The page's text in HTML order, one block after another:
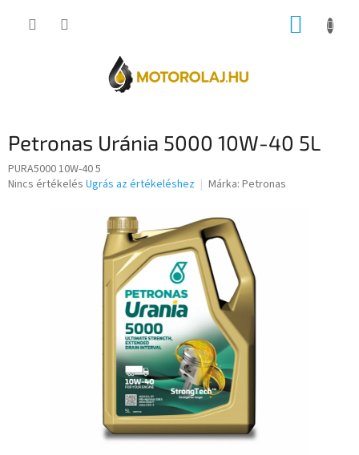
KOSÁR
Petronas Uránia 5000 10W-40 5L
PURA5000 10W-40 5
A
Nincs értékelés Ugrás az értékeléshez Márka: Petronas